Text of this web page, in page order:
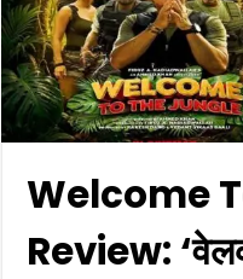
Welcome
Review: